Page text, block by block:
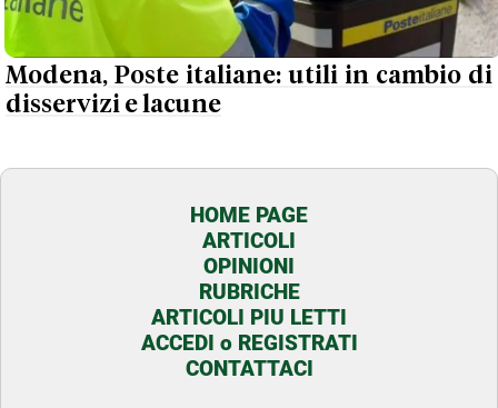
Modena, Poste italiane: utili in cambio di
disservizi e lacune
HOME PAGE
ARTICOLI
OPINIONI
RUBRICHE
ARTICOLI PIU LETTI
ACCEDI o REGISTRATI
CONTATTACI